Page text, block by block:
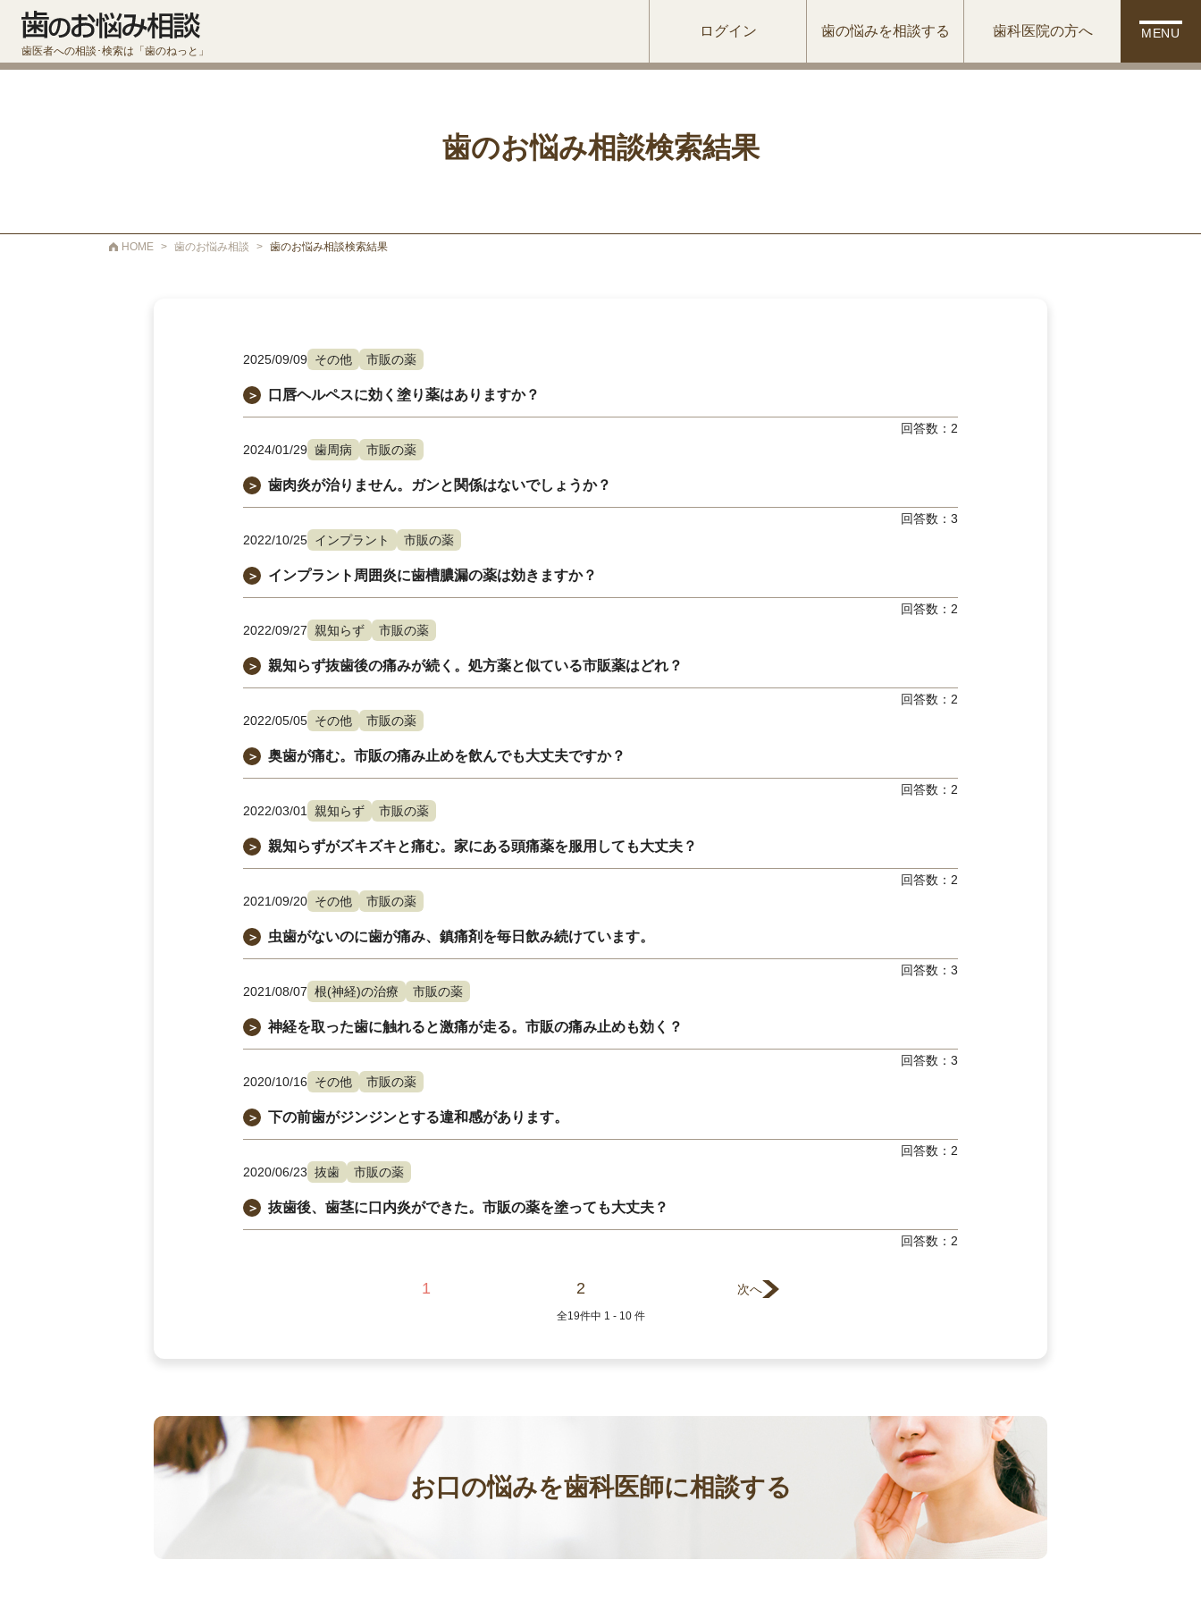
歯医者への相談･検索は「歯のねっと」
ログイン 歯の悩みを相談する 歯科医院の方へ MENU
歯のお悩み相談検索結果
HOME > 歯のお悩み相談 > 歯のお悩み相談検索結果
2025/09/09 その他 市販の薬
＞ 口唇ヘルペスに効く塗り薬はありますか？
回答数： 2
2024/01/29 歯周病 市販の薬
＞ 歯肉炎が治りません。ガンと関係はないでしょうか？
回答数： 3
2022/10/25 インプラント 市販の薬
＞ インプラント周囲炎に歯槽膿漏の薬は効きますか？
回答数： 2
2022/09/27 親知らず 市販の薬
＞ 親知らず抜歯後の痛みが続く。処方薬と似ている市販薬はどれ？
回答数： 2
2022/05/05 その他 市販の薬
＞ 奥歯が痛む。市販の痛み止めを飲んでも大丈夫ですか？
回答数： 2
2022/03/01
親知らず 市販の薬
＞ 親知らずがズキズキと痛む。家にある頭痛薬を服用しても大丈夫？
回答数： 2
2021/09/20 その他 市販の薬
＞ 虫歯がないのに歯が痛み、鎮痛剤を毎日飲み続けています。
回答数： 3
2021/08/07 根(神経)の治療 市販の薬
＞ 神経を取った歯に触れると激痛が走る。市販の痛み止めも効く？
回答数： 3
2020/10/16
その他 市販の薬
＞ 下の前歯がジンジンとする違和感があります。
回答数： 2
2020/06/23 抜歯 市販の薬
＞ 抜歯後、歯茎に口内炎ができた。市販の薬を塗っても大丈夫？
回答数： 2
1 2 次へ
全19件中 1 - 10 件
お口の悩みを歯科医師に相談する